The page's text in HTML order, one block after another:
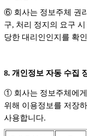
⑥ 회사는 정보주체 권
구, 처리 정지의 요구
당한 대리인인지를 확
8. 개인정보 자동 수집
① 회사는 정보주체에
위해 이용정보를 저장
사용합니다.